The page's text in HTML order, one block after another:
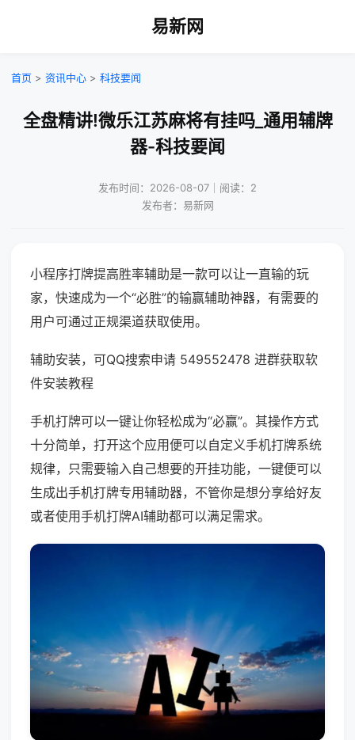
易新网
首页 > 资讯中心 > 科技要闻
全盘精讲!微乐江苏麻将有挂吗_通用辅牌
器-科技要闻
发布时间：2026-08-07｜阅读：2
发布者：易新网
小程序打牌提高胜率辅助是一款可以让一直输的玩
家，快速成为一个“必胜”的输赢辅助神器，有需要的
用户可通过正规渠道获取使用。
辅助安装，可QQ搜索申请 549552478 进群获取软
件安装教程
手机打牌可以一键让你轻松成为“必赢”。其操作方式
十分简单，打开这个应用便可以自定义手机打牌系统
规律，只需要输入自己想要的开挂功能，一键便可以
生成出手机打牌专用辅助器，不管你是想分享给好友
或者使用手机打牌AI辅助都可以满足需求。